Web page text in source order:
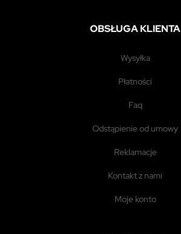
OBSŁUGA KLIENTA
wysyłka
płatności
faq
odstąpienie od umowy
reklamacje
kontakt z nami
moje konto